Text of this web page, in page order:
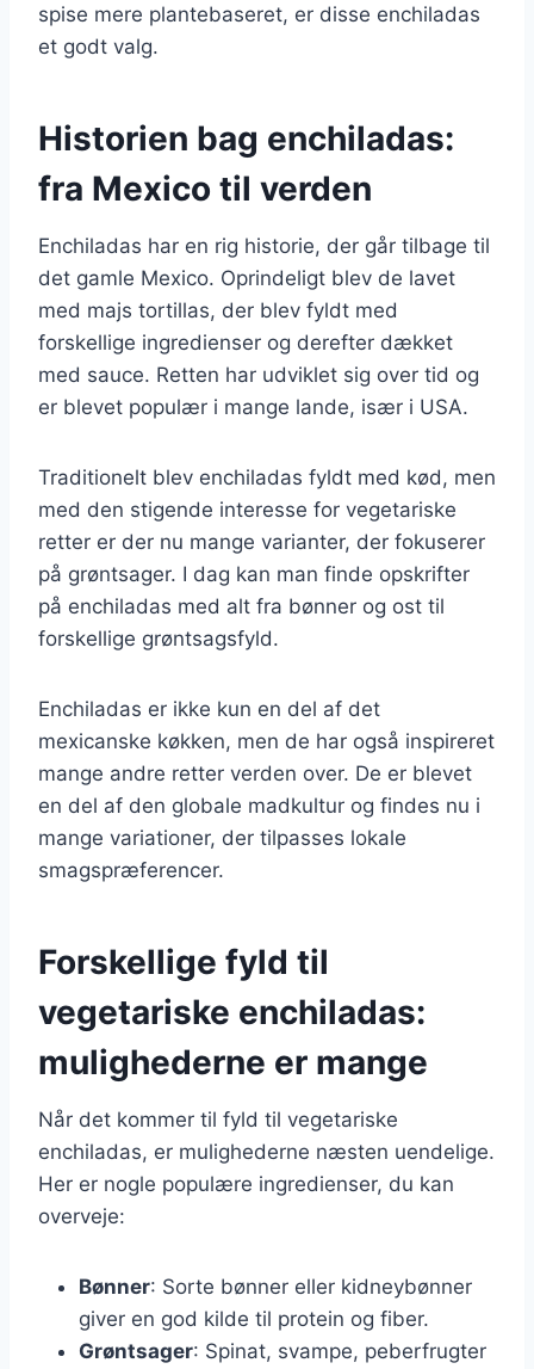
spise mere plantebaseret, er disse enchiladas
et godt valg.
Historien bag enchiladas:
fra Mexico til verden
Enchiladas har en rig historie, der går tilbage til
det gamle Mexico. Oprindeligt blev de lavet
med majs tortillas, der blev fyldt med
forskellige ingredienser og derefter dækket
med sauce. Retten har udviklet sig over tid og
er blevet populær i mange lande, især i USA.
Traditionelt blev enchiladas fyldt med kød, men
med den stigende interesse for vegetariske
retter er der nu mange varianter, der fokuserer
på grøntsager. I dag kan man finde opskrifter
på enchiladas med alt fra bønner og ost til
forskellige grøntsagsfyld.
Enchiladas er ikke kun en del af det
mexicanske køkken, men de har også inspireret
mange andre retter verden over. De er blevet
en del af den globale madkultur og findes nu i
mange variationer, der tilpasses lokale
smagspræferencer.
Forskellige fyld til
vegetariske enchiladas:
mulighederne er mange
Når det kommer til fyld til vegetariske
enchiladas, er mulighederne næsten uendelige.
Her er nogle populære ingredienser, du kan
overveje:
Bønner: Sorte bønner eller kidneybønner
giver en god kilde til protein og fiber.
Grøntsager: Spinat, svampe, peberfrugter